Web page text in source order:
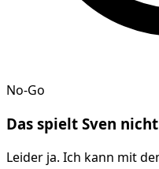
No-Go
Das spielt Sven
Leider ja. Ich kann mit